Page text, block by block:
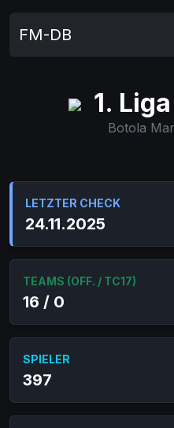
FM-DB
1.
Botola
LETZTER CHECK
24.11.2025
TEAMS (OFF. / TC17)
16 / 0
SPIELER
397